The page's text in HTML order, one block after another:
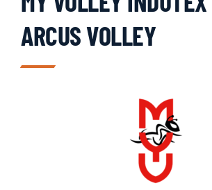
ARCUS VOLLEY